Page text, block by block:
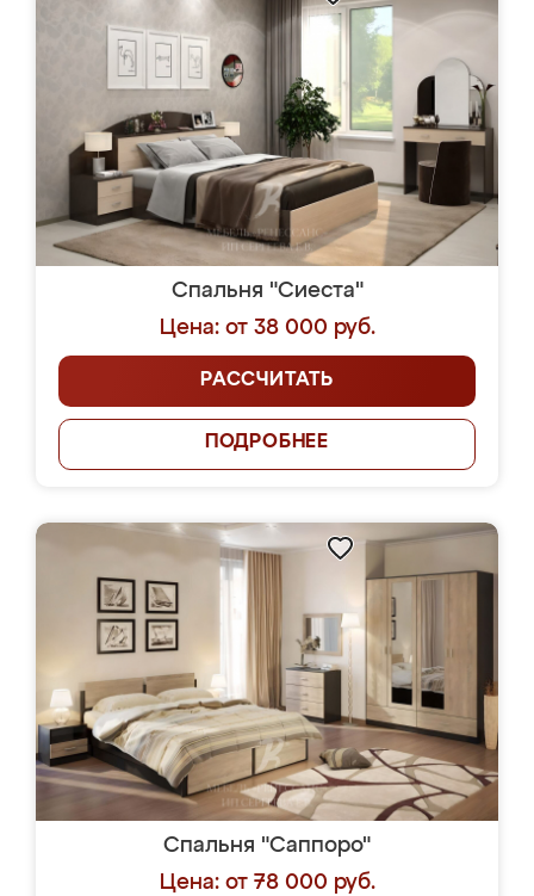
Спальня "Сиеста"
Цена: от 38 000 руб.
РАССЧИТАТЬ
ПОДРОБНЕЕ
Спальня "Саппоро"
Цена: от 78 000 руб.